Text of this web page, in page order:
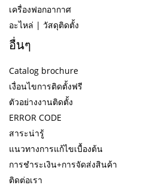
เครื่องฟอกอากาศ
อะไหล่ | วัสดุติดตั้ง
อื่นๆ
Catalog brochure
เงื่อนไขการติดตั้งฟรี
ตัวอย่างงานติดตั้ง
ERROR CODE
สาระน่ารู้
แนวทางการแก้ไขเบื้องต้น
การชำระเงิน+การจัดส่งสินค้า
ติดต่อเรา